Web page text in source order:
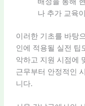
나 추가 교육
이러한 기초를 바탕
인에 적용될 실전 팁
악하고 지원 시점에
근무부터 안정적인
니다.